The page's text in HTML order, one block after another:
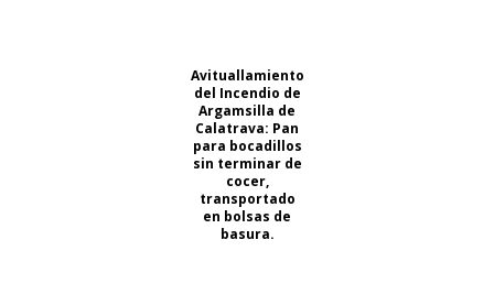
Avituallamiento
del Incendio de
Argamsilla de
Calatrava: Pan
para bocadillos
sin terminar de
cocer,
transportado
en bolsas de
basura.